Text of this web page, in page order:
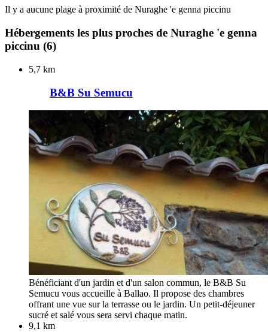
Il y a aucune plage à proximité de Nuraghe 'e genna piccinu
Hébergements les plus proches de Nuraghe 'e genna
piccinu (6)
5,7 km
B&B Su Semucu
Bénéficiant d'un jardin et d'un salon commun, le B&B Su
Semucu vous accueille à Ballao. Il propose des chambres
offrant une vue sur la terrasse ou le jardin. Un petit-déjeuner
sucré et salé vous sera servi chaque matin.
9,1 km